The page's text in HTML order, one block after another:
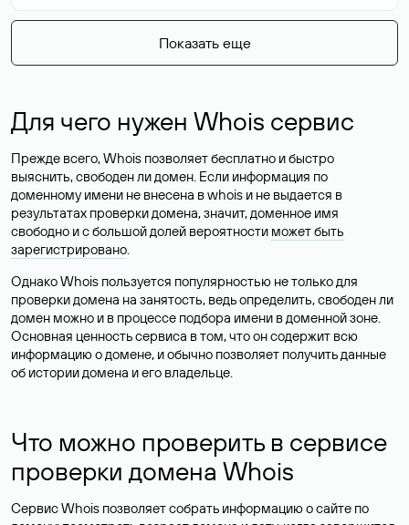
Показать еще
Для чего нужен Whois сервис
Прежде всего, Whois позволяет бесплатно и быстро
выяснить, свободен ли домен. Если информация по
доменному имени не внесена в whois и не выдается в
результатах проверки домена, значит, доменное имя
свободно и с большой долей вероятности может быть
зарегистрировано.
Однако Whois пользуется популярностью не только для
проверки домена на занятость, ведь определить, свободен ли
домен можно и в процессе подбора имени в доменной зоне.
Основная ценность сервиса в том, что он содержит всю
информацию о домене, и обычно позволяет получить данные
об истории домена и его владельце.
Что можно проверить в сервисе
проверки домена Whois
Сервис Whois позволяет собрать информацию о сайте по